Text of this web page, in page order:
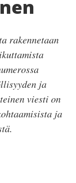
rakennetaan
ja
viesti on
ja